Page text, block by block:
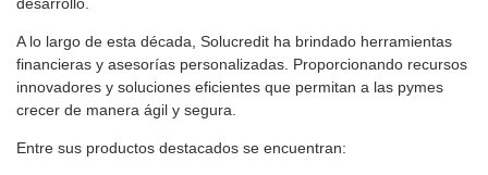
A lo largo de esta década, Solucredit ha brindado herramientas
financieras y asesorías personalizadas. Proporcionando recursos
innovadores y soluciones eficientes que permitan a las pymes
crecer de manera ágil y segura.
Entre sus productos destacados se encuentran: